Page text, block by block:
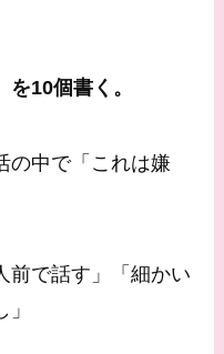
を10個書く。
の中で「これは嫌
前で話す」「細かい